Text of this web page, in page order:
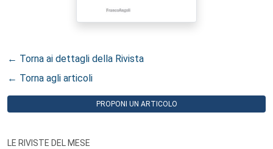
← Torna ai dettagli della Rivista
← Torna agli articoli
PROPONI UN ARTICOLO
LE RIVISTE DEL MESE